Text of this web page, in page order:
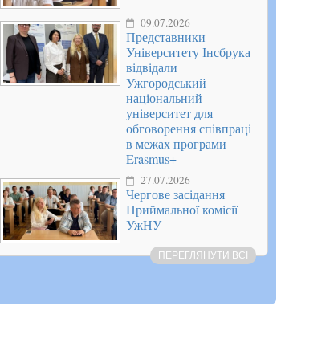
09.07.2026
Представники
Університету Інсбрука
відвідали
Ужгородський
національний
університет для
обговорення співпраці
в межах програми
Erasmus+
27.07.2026
Чергове засідання
Приймальної комісії
УжНУ
ПЕРЕГЛЯНУТИ ВСІ